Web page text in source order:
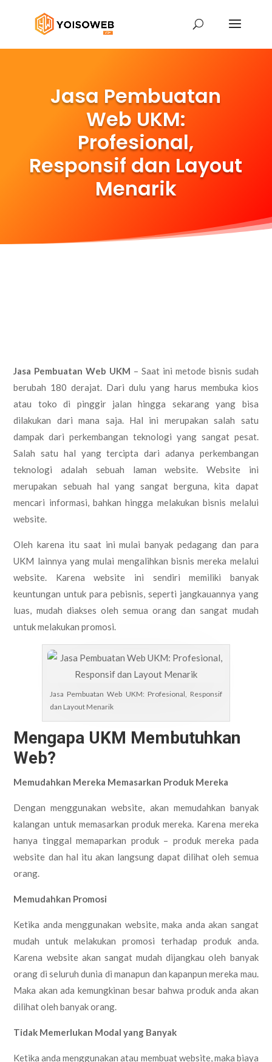
Jasa Pembuatan
Web UKM:
Profesional,
Responsif dan Layout
Menarik
Jasa Pembuatan Web UKM – Saat ini metode bisnis sudah
berubah 180 derajat. Dari dulu yang harus membuka kios
atau toko di pinggir jalan hingga sekarang yang bisa
dilakukan dari mana saja. Hal ini merupakan salah satu
dampak dari perkembangan teknologi yang sangat pesat.
Salah satu hal yang tercipta dari adanya perkembangan
teknologi adalah sebuah laman website. Website ini
merupakan sebuah hal yang sangat berguna, kita dapat
mencari informasi, bahkan hingga melakukan bisnis melalui
website.
Oleh karena itu saat ini mulai banyak pedagang dan para
UKM lainnya yang mulai mengalihkan bisnis mereka melalui
website. Karena website ini sendiri memiliki banyak
keuntungan untuk para pebisnis, seperti jangkauannya yang
luas, mudah diakses oleh semua orang dan sangat mudah
untuk melakukan promosi.
Jasa Pembuatan Web UKM: Profesional, Responsif
dan Layout Menarik
Mengapa UKM Membutuhkan
Web?
Memudahkan Mereka Memasarkan Produk Mereka
Dengan menggunakan website, akan memudahkan banyak
kalangan untuk memasarkan produk mereka. Karena mereka
hanya tinggal memaparkan produk – produk mereka pada
website dan hal itu akan langsung dapat dilihat oleh semua
orang.
Memudahkan Promosi
Ketika anda menggunakan website, maka anda akan sangat
mudah untuk melakukan promosi terhadap produk anda.
Karena website akan sangat mudah dijangkau oleh banyak
orang di seluruh dunia di manapun dan kapanpun mereka mau.
Maka akan ada kemungkinan besar bahwa produk anda akan
dilihat oleh banyak orang.
Tidak Memerlukan Modal yang Banyak
Ketika anda menggunakan atau membuat website, maka biaya